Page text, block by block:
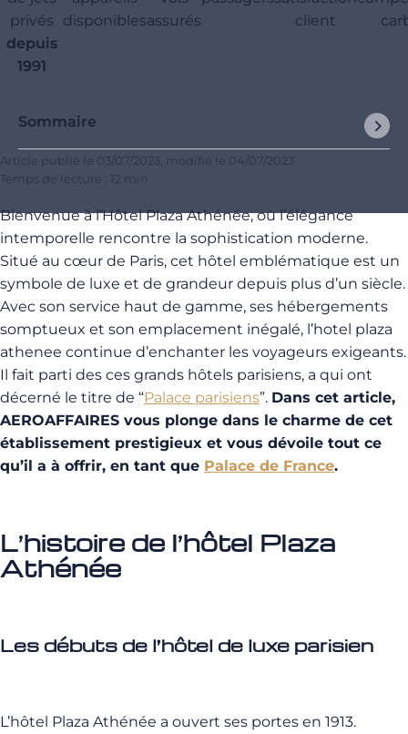
privés
depuis
1991
disponiblesassurés
client
Sommaire
Article publié le 03/07/2023 , modifié le 04/07/2023
Temps de lecture : 12 min
Bienvenue à l’Hôtel Plaza Athénée, où l’élégance
intemporelle rencontre la sophistication moderne.
Situé au cœur de Paris, cet hôtel emblématique est un
symbole de luxe et de grandeur depuis plus d’un siècle.
Avec son service haut de gamme, ses hébergements
somptueux et son emplacement inégalé, l’hotel plaza
athenee continue d’enchanter les voyageurs exigeants.
Il fait parti des ces grands hôtels parisiens, a qui ont
décerné le titre de “Palace parisiens”. Dans cet article,
AEROAFFAIRES vous plonge dans le charme de cet
établissement prestigieux et vous dévoile tout ce
qu’il a à offrir, en tant que Palace de France.
L’histoire de l’hôtel Plaza
Athénée
Les débuts de l’hôtel de luxe parisien
L’hôtel Plaza Athénée a ouvert ses portes en 1913.